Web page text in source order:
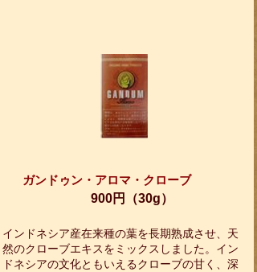
ガンドゥン・アロマ・クローブ
900円（30g）
インドネシア産在来種の葉を長期熟成させ、天
然のクローブエキスをミックスしました。イン
ドネシアの文化ともいえるクローブの甘く、深